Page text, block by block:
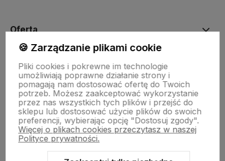
Oferta
Drewniane dekoracje
Kolorowe skarpetki
Informacje
🍪 Zarządzanie plikami cookie
Pliki cookies i pokrewne im technologie
umożliwiają poprawne działanie strony i
pomagają nam dostosować ofertę do Twoich
potrzeb. Możesz zaakceptować wykorzystanie
przez nas wszystkich tych plików i przejść do
sklepu lub dostosować użycie plików do swoich
preferencji, wybierając opcję "Dostosuj zgody".
Więcej o plikach cookies przeczytasz w naszej
Polityce prywatności.